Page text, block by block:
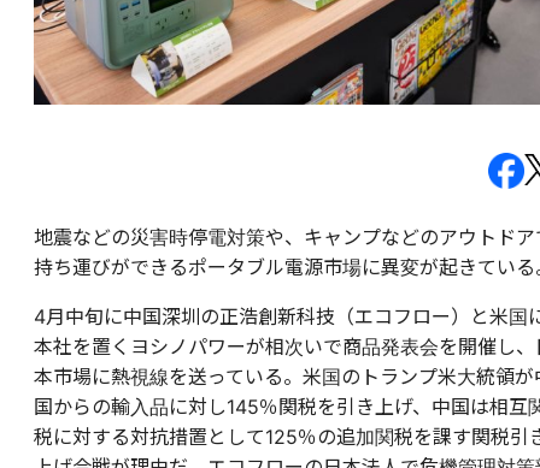
地震などの災害時停電対策や、キャンプなどのアウトドア
持ち運びができるポータブル電源市場に異変が起きている
4月中旬に中国深圳の正浩創新科技（エコフロー）と米国
本社を置くヨシノパワーが相次いで商品発表会を開催し、
本市場に熱視線を送っている。米国のトランプ米大統領が
国からの輸入品に対し145％関税を引き上げ、中国は相互
税に対する対抗措置として125％の追加関税を課す関税引